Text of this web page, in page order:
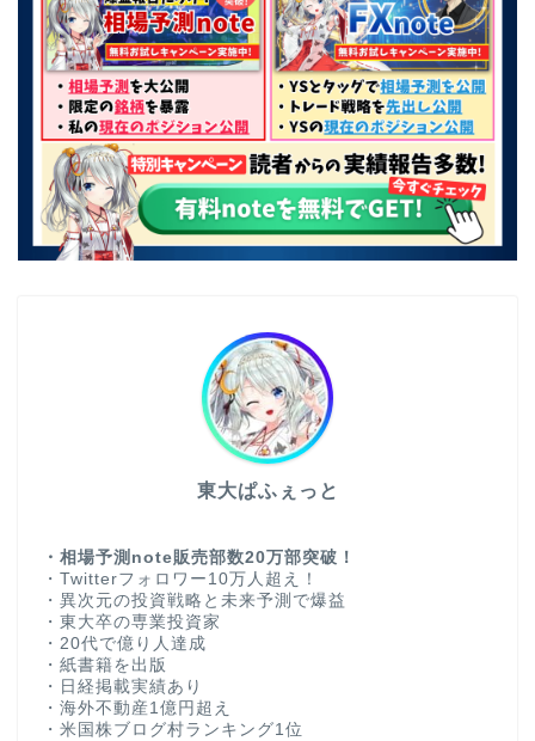
東大ぱふぇっと
・相場予測note販売部数20万部突破！
・Twitterフォロワー10万人超え！
・異次元の投資戦略と未来予測で爆益
・東大卒の専業投資家
・20代で億り人達成
・紙書籍を出版
・日経掲載実績あり
・海外不動産1億円超え
・米国株ブログ村ランキング1位